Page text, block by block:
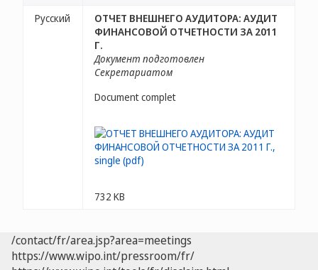
Русский
ОТЧЕТ ВНЕШНЕГО АУДИТОРА: АУДИТ
ФИНАНСОВОЙ ОТЧЕТНОСТИ ЗА 2011
Г.
Документ подготовлен
Секретариатом
Document complet
732 KB
/contact/fr/area.jsp?area=meetings
https://www.wipo.int/pressroom/fr/